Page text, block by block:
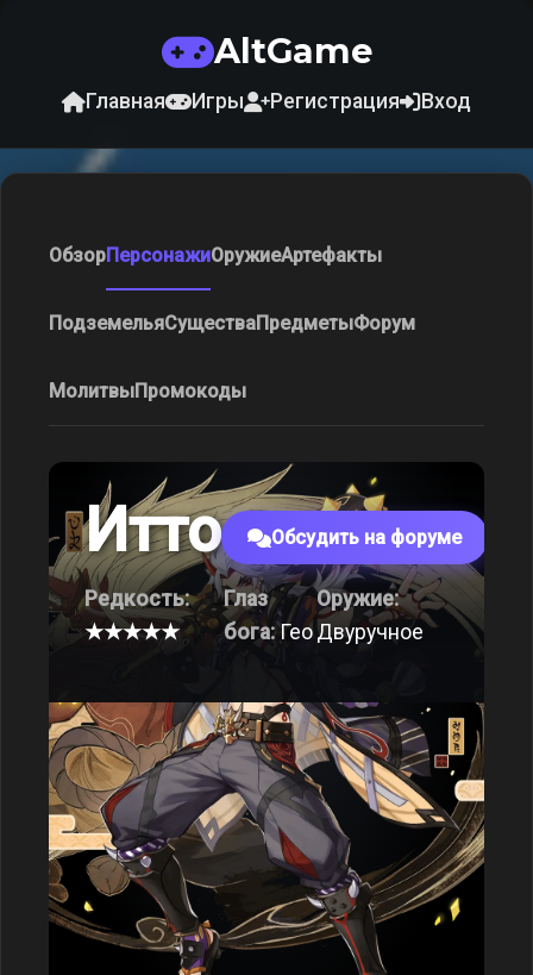
AltGame
Главная Игры Регистрация Вход
ОбзорПерсонажиОружиеАртефакты
ПодземельяСуществаПредметыФорум
МолитвыПромокоды
Итто Обсудить на форуме
Редкость:
★★★★★
Глаз
бога:Гео
Оружие:
Двуручное